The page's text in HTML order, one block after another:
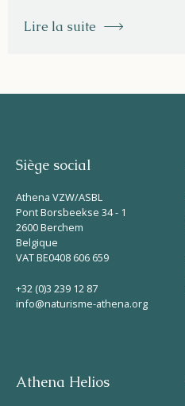
Lire la suite
Siège social
Athena VZW/ASBL
Pont Borsbeekse 34 - 1
2600 Berchem
Belgique
VAT BE0408 606 659
+32 (0)3 239 12 87
info@naturisme-athena.org
Athena Helios